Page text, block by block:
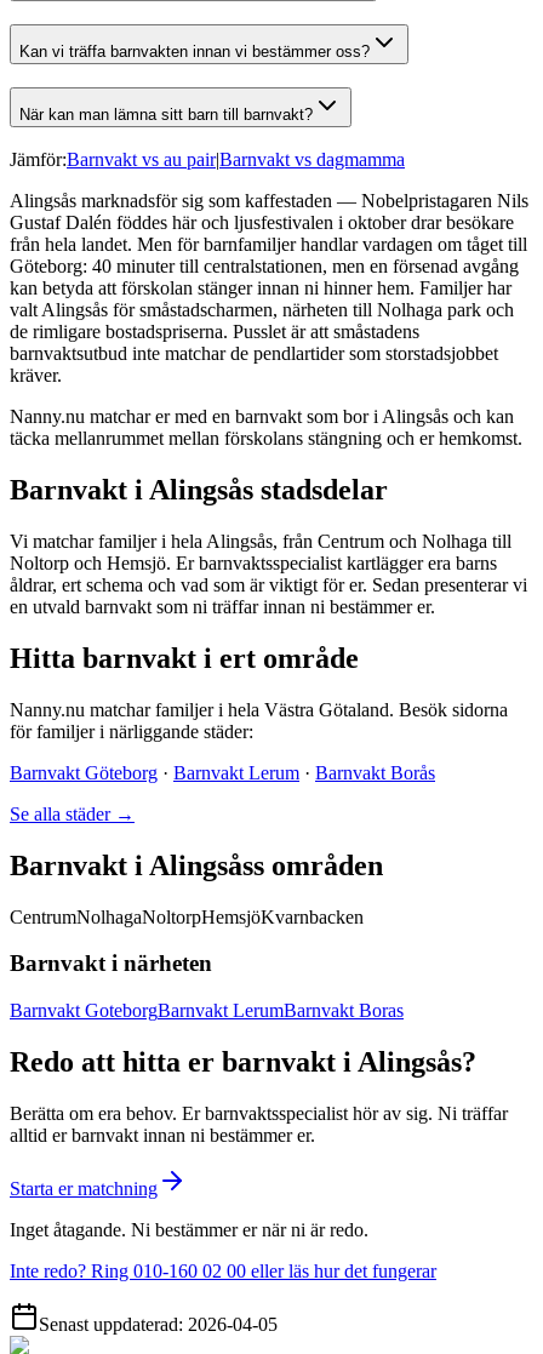
Kan vi träffa barnvakten innan vi bestämmer oss?
När kan man lämna sitt barn till barnvakt?
Jämför:Barnvakt vs au pair|Barnvakt vs dagmamma
Alingsås marknadsför sig som kaffestaden — Nobelpristagaren Nils
Gustaf Dalén föddes här och ljusfestivalen i oktober drar besökare
från hela landet. Men för barnfamiljer handlar vardagen om tåget till
Göteborg: 40 minuter till centralstationen, men en försenad avgång
kan betyda att förskolan stänger innan ni hinner hem. Familjer har
valt Alingsås för småstadscharmen, närheten till Nolhaga park och
de rimligare bostadspriserna. Pusslet är att småstadens
barnvaktsutbud inte matchar de pendlartider som storstadsjobbet
kräver.
Nanny.nu matchar er med en barnvakt som bor i Alingsås och kan
täcka mellanrummet mellan förskolans stängning och er hemkomst.
Barnvakt i Alingsås stadsdelar
Vi matchar familjer i hela Alingsås, från Centrum och Nolhaga till
Noltorp och Hemsjö. Er barnvaktsspecialist kartlägger era barns
åldrar, ert schema och vad som är viktigt för er. Sedan presenterar vi
en utvald barnvakt som ni träffar innan ni bestämmer er.
Hitta barnvakt i ert område
Nanny.nu matchar familjer i hela Västra Götaland. Besök sidorna
för familjer i närliggande städer:
Barnvakt Göteborg · Barnvakt Lerum · Barnvakt Borås
Se alla städer →
Barnvakt i Alingsåss områden
CentrumNolhagaNoltorpHemsjöKvarnbacken
Barnvakt i närheten
Barnvakt GoteborgBarnvakt LerumBarnvakt Boras
Redo att hitta er barnvakt i Alingsås?
Berätta om era behov. Er barnvaktsspecialist hör av sig. Ni träffar
alltid er barnvakt innan ni bestämmer er.
Starta er matchning
Inget åtagande. Ni bestämmer er när ni är redo.
Inte redo? Ring 010-160 02 00 eller läs hur det fungerar
Senast uppdaterad: 2026-04-05